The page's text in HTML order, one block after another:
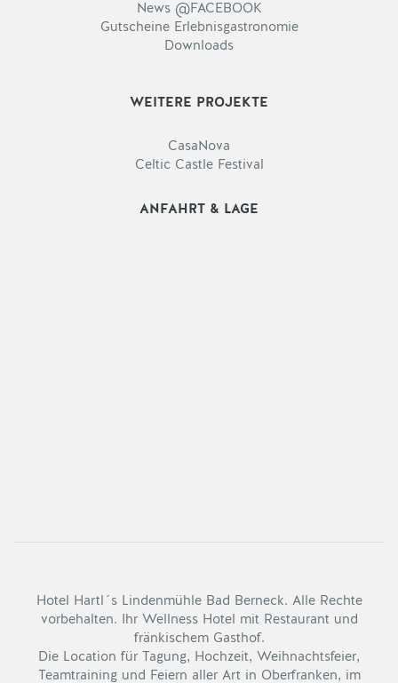
News @FACEBOOK
Gutscheine Erlebnisgastronomie
Downloads
WEITERE PROJEKTE
CasaNova
Celtic Castle Festival
ANFAHRT & LAGE
Hotel Hartl´s Lindenmühle Bad Berneck. Alle Rechte
vorbehalten. Ihr Wellness Hotel mit Restaurant und
fränkischem Gasthof.
Die Location für Tagung, Hochzeit, Weihnachtsfeier,
Teamtraining und Feiern aller Art in Oberfranken, im